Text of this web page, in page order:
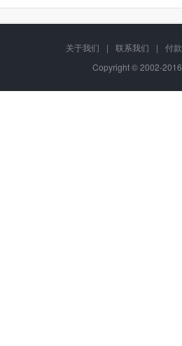
关于我们 | 联系我们 |
付
Copyright © 2002-